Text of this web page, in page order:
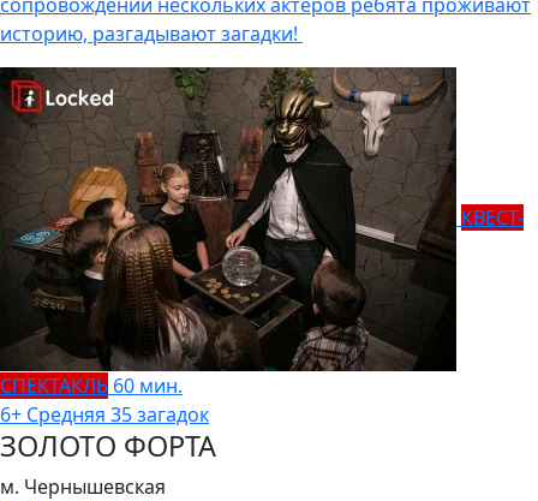
историю, разгадывают загадки!
КВЕСТ-
СПЕКТАКЛЬ 60 мин.
6+ Средняя 35 загадок
ЗОЛОТО ФОРТА
м. Чернышевская